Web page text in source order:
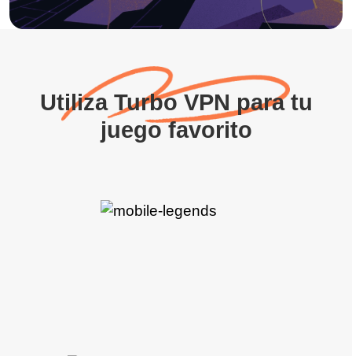
Utiliza Turbo VPN para tu
juego favorito